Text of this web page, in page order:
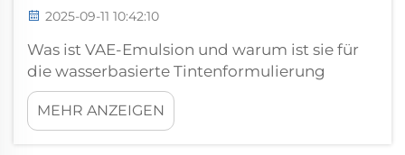
2025-09-11 10:42:10
Was ist VAE-Emulsion und warum ist sie für
die wasserbasierte Tintenformulierung
unerlässlich Definition und Rolle der VAE-
Emulsion in wasserbasierten Tintensystemen
VAE, die Abkürzung für Vinylacetat-Ethylen,
MEHR ANZEIGEN